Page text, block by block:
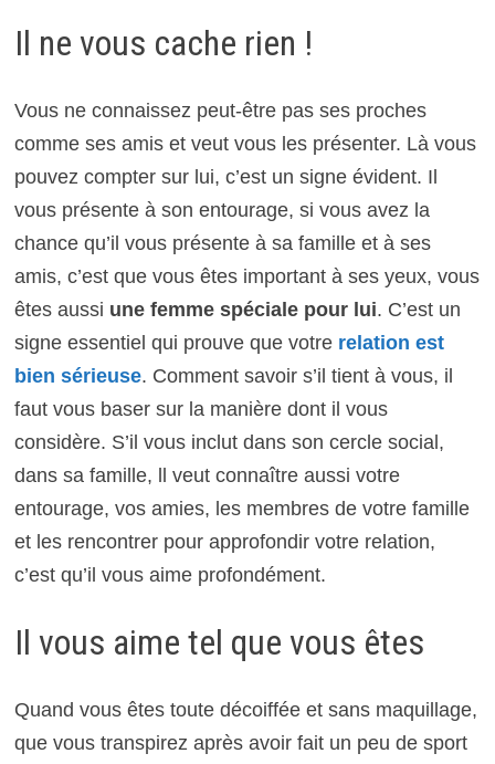
Il ne vous cache rien !
Vous ne connaissez peut-être pas ses proches
comme ses amis et veut vous les présenter. Là vous
pouvez compter sur lui, c’est un signe évident. Il
vous présente à son entourage, si vous avez la
chance qu’il vous présente à sa famille et à ses
amis, c’est que vous êtes important à ses yeux, vous
êtes aussi une femme spéciale pour lui. C’est un
signe essentiel qui prouve que votre relation est
bien sérieuse. Comment savoir s’il tient à vous, il
faut vous baser sur la manière dont il vous
considère. S’il vous inclut dans son cercle social,
dans sa famille, ll veut connaître aussi votre
entourage, vos amies, les membres de votre famille
et les rencontrer pour approfondir votre relation,
c’est qu’il vous aime profondément.
Il vous aime tel que vous êtes
Quand vous êtes toute décoiffée et sans maquillage,
que vous transpirez après avoir fait un peu de sport